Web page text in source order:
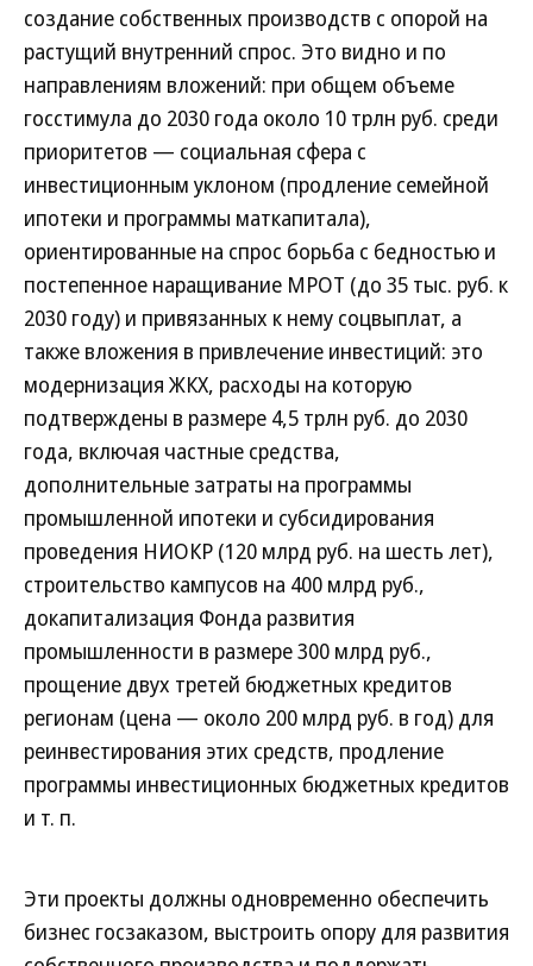
создание собственных производств с опорой на
растущий внутренний спрос. Это видно и по
направлениям вложений: при общем объеме
госстимула до 2030 года около 10 трлн руб. среди
приоритетов — социальная сфера с
инвестиционным уклоном (продление семейной
ипотеки и программы маткапитала),
ориентированные на спрос борьба с бедностью и
постепенное наращивание МРОТ (до 35 тыс. руб. к
2030 году) и привязанных к нему соцвыплат, а
также вложения в привлечение инвестиций: это
модернизация ЖКХ, расходы на которую
подтверждены в размере 4,5 трлн руб. до 2030
года, включая частные средства,
дополнительные затраты на программы
промышленной ипотеки и субсидирования
проведения НИОКР (120 млрд руб. на шесть лет),
строительство кампусов на 400 млрд руб.,
докапитализация Фонда развития
промышленности в размере 300 млрд руб.,
прощение двух третей бюджетных кредитов
регионам (цена — около 200 млрд руб. в год) для
реинвестирования этих средств, продление
программы инвестиционных бюджетных кредитов
и т. п.
Эти проекты должны одновременно обеспечить
бизнес госзаказом, выстроить опору для развития